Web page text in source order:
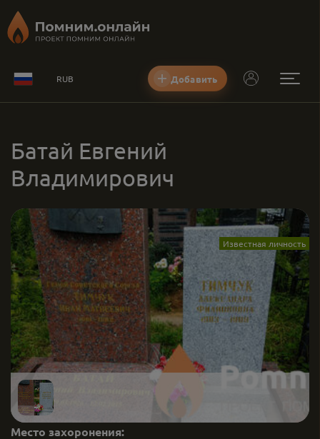
RUB Добавить
Батай Евгений
Владимирович
Известная личность
Место захоронения: